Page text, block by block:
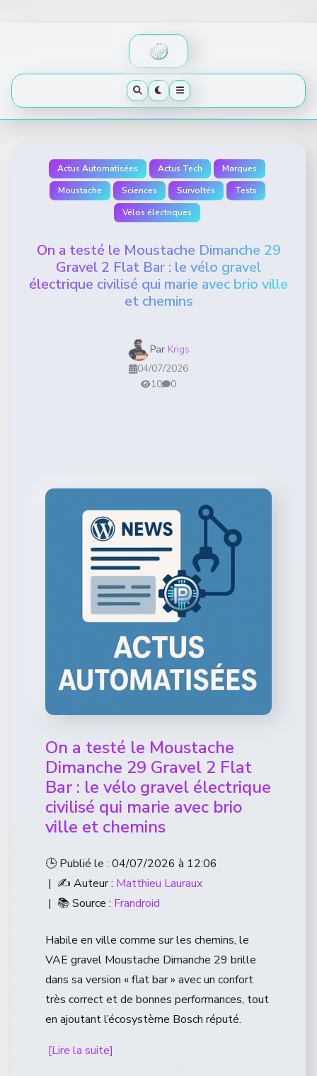
Actus Automatisées Actus Tech
Marques
Moustache
Sciences Survoltés
Tests
Vélos électriques
On a testé le Moustache Dimanche 29
Gravel 2 Flat Bar : le vélo gravel
électrique civilisé qui marie avec brio ville
et chemins
Par Krigs
04/07/2026
10
0
On a testé le Moustache
Dimanche 29 Gravel 2 Flat
Bar : le vélo gravel électrique
civilisé qui marie avec brio
ville et chemins
🕒 Publié le : 04/07/2026 à 12:06
| ✍️ Auteur : Matthieu Lauraux
| 📚 Source : Frandroid
Habile en ville comme sur les chemins, le
VAE gravel Moustache Dimanche 29 brille
dans sa version « flat bar » avec un confort
très correct et de bonnes performances, tout
en ajoutant l’écosystème Bosch réputé.
[Lire la suite]